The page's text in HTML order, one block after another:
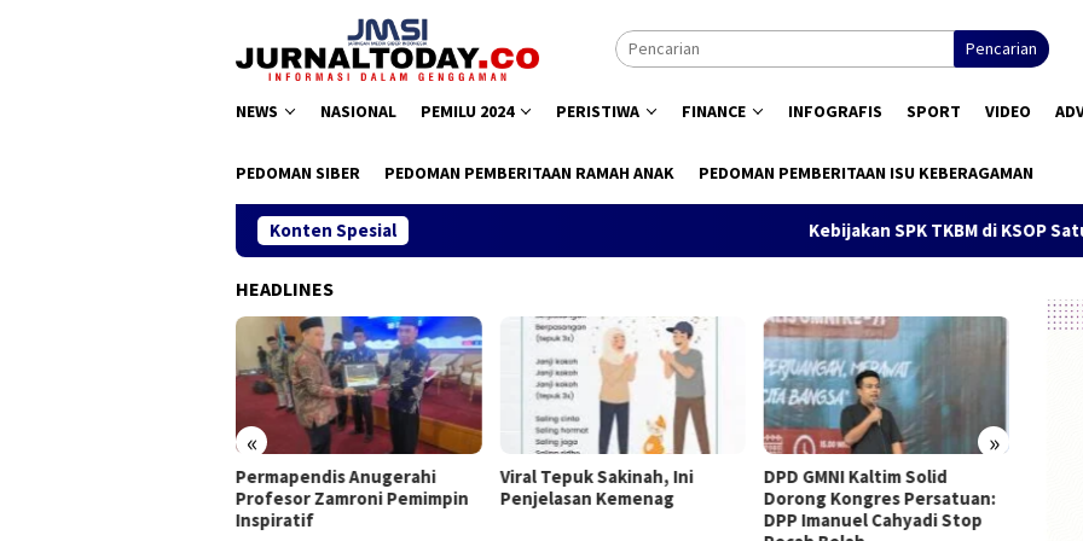
Pencarian
NEWS NASIONAL PEMILU 2024 PERISTIWA FINANCE INFOGRAFIS SPORT VIDEO
PEDOMAN SIBER PEDOMAN PEMBERITAAN RAMAH ANAK PEDOMAN PEMBERITAAN ISU KEBERAGAMAN
Konten Spesial Kebijakan SPK TKBM di KSOP Satui
HEADLINES
« »
Permapendis Anugerahi
Profesor Zamroni Pemimpin
Inspiratif
Viral Tepuk Sakinah, Ini
Penjelasan Kemenag
DPD GMNI Kaltim Solid
Dorong Kongres Persatuan:
DPP Imanuel Cahyadi Stop